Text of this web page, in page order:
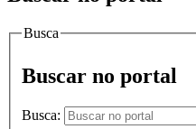
Busca
Buscar no portal
Busca: